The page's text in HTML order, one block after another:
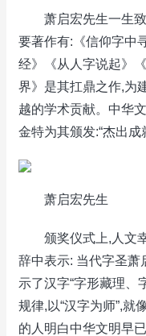
萧启宏先生一生致
要著作有:《信仰字中
经》《从人字说起》
界》是其扛鼎之作,为
越的学术贡献。中华
金特为其颁发:“杰出成
萧启宏先生
颁奖仪式上,人文幸
辞中表示: 当代字圣萧
示了汉字“字形藏理、
规律,以“汉字为师”,就
的人明白中华文明早